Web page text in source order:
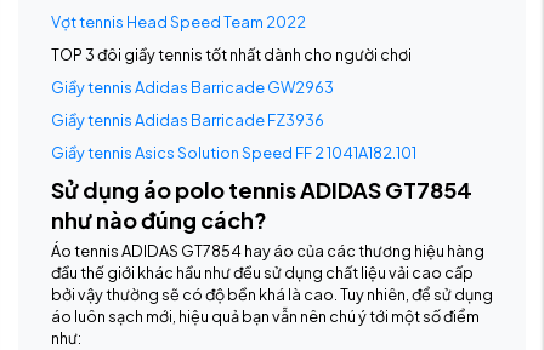
Vợt tennis Head Speed Team 2022
TOP 3 đôi giầy tennis tốt nhất dành cho người chơi
Giầy tennis Adidas Barricade GW2963
Giầy tennis Adidas Barricade FZ3936
Giầy tennis Asics Solution Speed FF 2 1041A182.101
Sử dụng áo polo tennis ADIDAS GT7854
như nào đúng cách?
Áo tennis ADIDAS GT7854 hay áo của các thương hiệu hàng
đầu thế giới khác hầu như đều sử dụng chất liệu vải cao cấp
bởi vậy thường sẽ có độ bền khá là cao. Tuy nhiên, để sử dụng
áo luôn sạch mới, hiệu quả bạn vẫn nên chú ý tới một số điểm
như: